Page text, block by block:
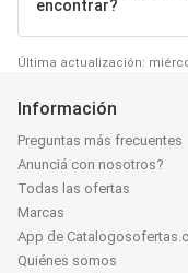
encontrar?
Última actualización:
Información
Preguntas más frecuentes
Anunciá con nosotros?
Todas las ofertas
Marcas
App de
Quiénes somos